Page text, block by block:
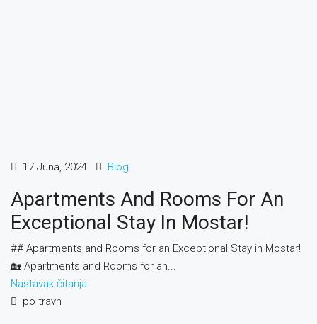
17 Juna, 2024 Blog
Apartments And Rooms For An
Exceptional Stay In Mostar!
## Apartments and Rooms for an Exceptional Stay in Mostar!
🏡 Apartments and Rooms for an...
Nastavak čitanja
po travn